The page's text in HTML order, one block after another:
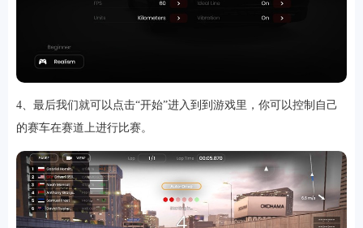
角色扮演小游戏恋爱养成沙盒模组up主自制赛车竞速策略塔防动作射
益智休闲冒险解谜街机格斗模拟经营音乐游戏单机游戏 战争策略
系统工具影音播放游戏辅助 摄影美颜办公商务旅游出行金融理财娱乐
趣味
新闻阅读考试学习AI软件 健康运动生活购物地图导航主题桌面
4、最后我们就可以点击“开始”进入到到游戏里，你可以控制自己
的赛车在赛道上进行比赛。